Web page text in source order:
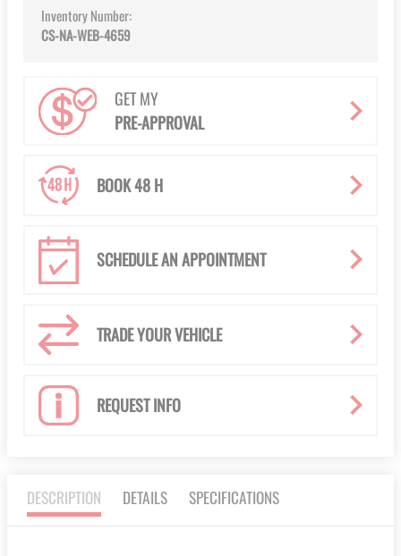
Inventory Number:
CS-NA-WEB-4659
GET MY
PRE-APPROVAL
BOOK 48 H
SCHEDULE AN APPOINTMENT
TRADE YOUR VEHICLE
REQUEST INFO
DESCRIPTION DETAILS SPECIFICATIONS